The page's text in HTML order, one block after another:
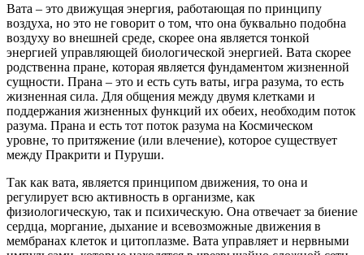
Вата – это движущая энергия, работающая по принципу
воздуха, но это не говорит о том, что она буквально подобна
воздуху во внешней среде, скорее она является тонкой
энергией управляющей биологической энергией. Вата скорее
родственна пране, которая является фундаментом жизненной
сущности. Прана – это и есть суть ваты, игра разума, то есть
жизненная сила. Для общения между двумя клетками и
поддержания жизненных функций их обеих, необходим поток
разума. Прана и есть тот поток разума на Космическом
уровне, то притяжение (или влечение), которое существует
между Пракрити и Пуруши.
Так как вата, является принципом движения, то она и
регулирует всю активность в организме, как
физиологическую, так и психическую. Она отвечает за биение
сердца, моргание, дыхание и всевозможные движения в
мембранах клеток и цитоплазме. Вата управляет и нервными